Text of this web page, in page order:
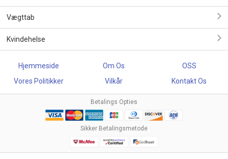
Vægttab
Kvindehelse
Hjemmeside Om Os
OSS
Vores Politikker
Vilkår Kontakt Os
Betalings Opties
Sikker Betalingsmetode